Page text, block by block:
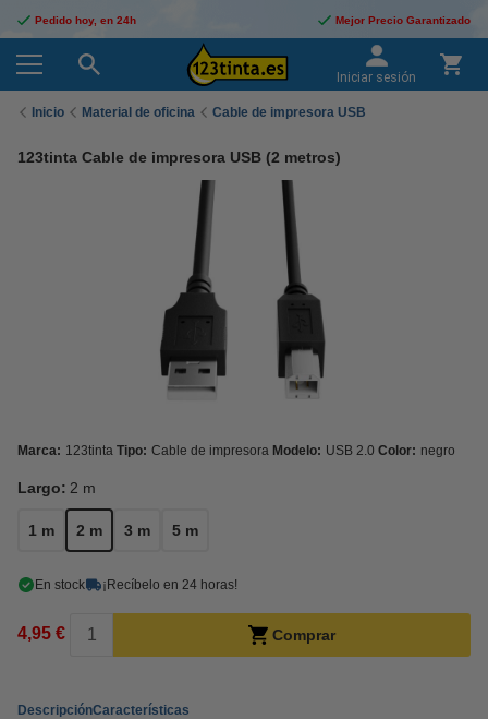
Pedido hoy, en 24h Mejor Precio Garantizado
Iniciar sesión
Inicio Material de oficina Cable de impresora USB
123tinta Cable de impresora USB (2 metros)
Marca: 123tinta Tipo: Cable de impresora Modelo: USB 2.0 Color: negro
Largo: 2 m
1 m 2 m 3 m 5 m
En stock ¡Recíbelo en 24 horas!
4,95 € Comprar
DescripciónCaracterísticas